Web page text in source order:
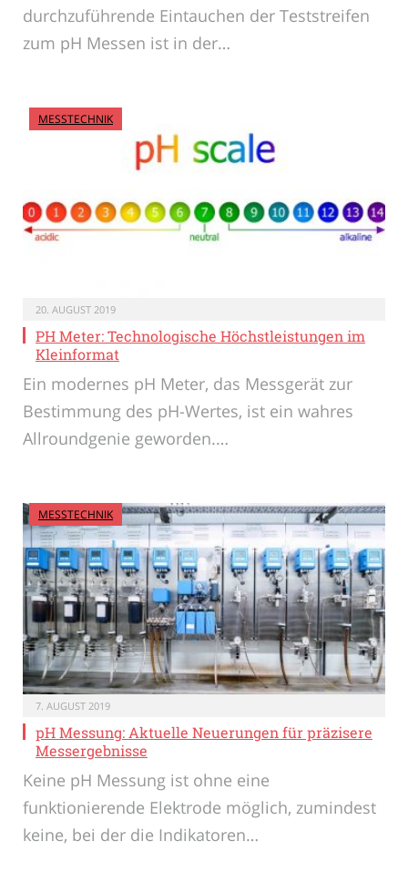
durchzuführende Eintauchen der Teststreifen
zum pH Messen ist in der…
MESSTECHNIK
20. AUGUST 2019
PH Meter: Technologische Höchstleistungen im
Kleinformat
Ein modernes pH Meter, das Messgerät zur
Bestimmung des pH-Wertes, ist ein wahres
Allroundgenie geworden.…
MESSTECHNIK
7. AUGUST 2019
pH Messung: Aktuelle Neuerungen für präzisere
Messergebnisse
Keine pH Messung ist ohne eine
funktionierende Elektrode möglich, zumindest
keine, bei der die Indikatoren…